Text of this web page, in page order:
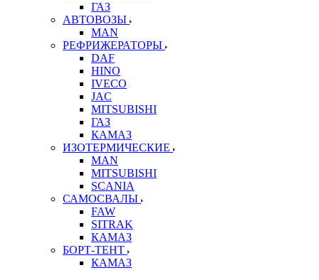
ГАЗ
АВТОВОЗЫ
MAN
РЕФРИЖЕРАТОРЫ
DAF
HINO
IVECO
JAC
MITSUBISHI
ГАЗ
КАМАЗ
ИЗОТЕРМИЧЕСКИЕ
MAN
MITSUBISHI
SCANIA
САМОСВАЛЫ
FAW
SITRAK
КАМАЗ
БОРТ-ТЕНТ
КАМАЗ